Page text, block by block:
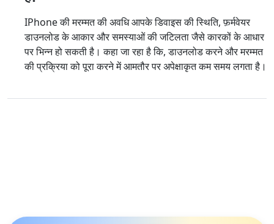
IPhone की मरम्मत की अवधि आपके डिवाइस की स्थिति, फ़र्मवेयर
डाउनलोड के आकार और समस्याओं की जटिलता जैसे कारकों के आधार
पर भिन्न हो सकती है। कहा जा रहा है कि, डाउनलोड करने और मरम्मत
की प्रक्रिया को पूरा करने में आमतौर पर अपेक्षाकृत कम समय लगता है।